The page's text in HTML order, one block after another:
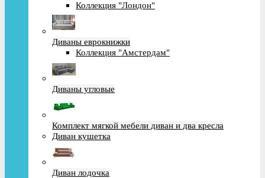
Коллекция "Лондон"
Диваны еврокнижки
Коллекция "Амстердам"
Диваны угловые
Комплект мягкой мебели диван и два кресла
Диван кушетка
Диван лодочка